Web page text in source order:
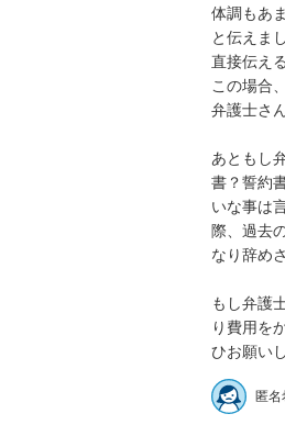
体調もあ
と伝えま
直接伝え
この場合
弁護士さ
あともし
書？誓約
いな事は
際、過去
なり辞め
もし弁護
り費用を
ひお願い
匿